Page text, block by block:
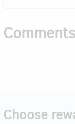
Comments
Choose